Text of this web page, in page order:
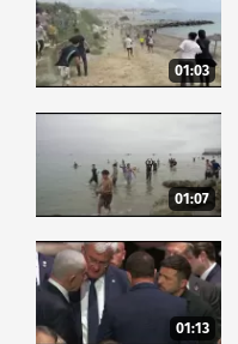
01:03
01:07
01:13